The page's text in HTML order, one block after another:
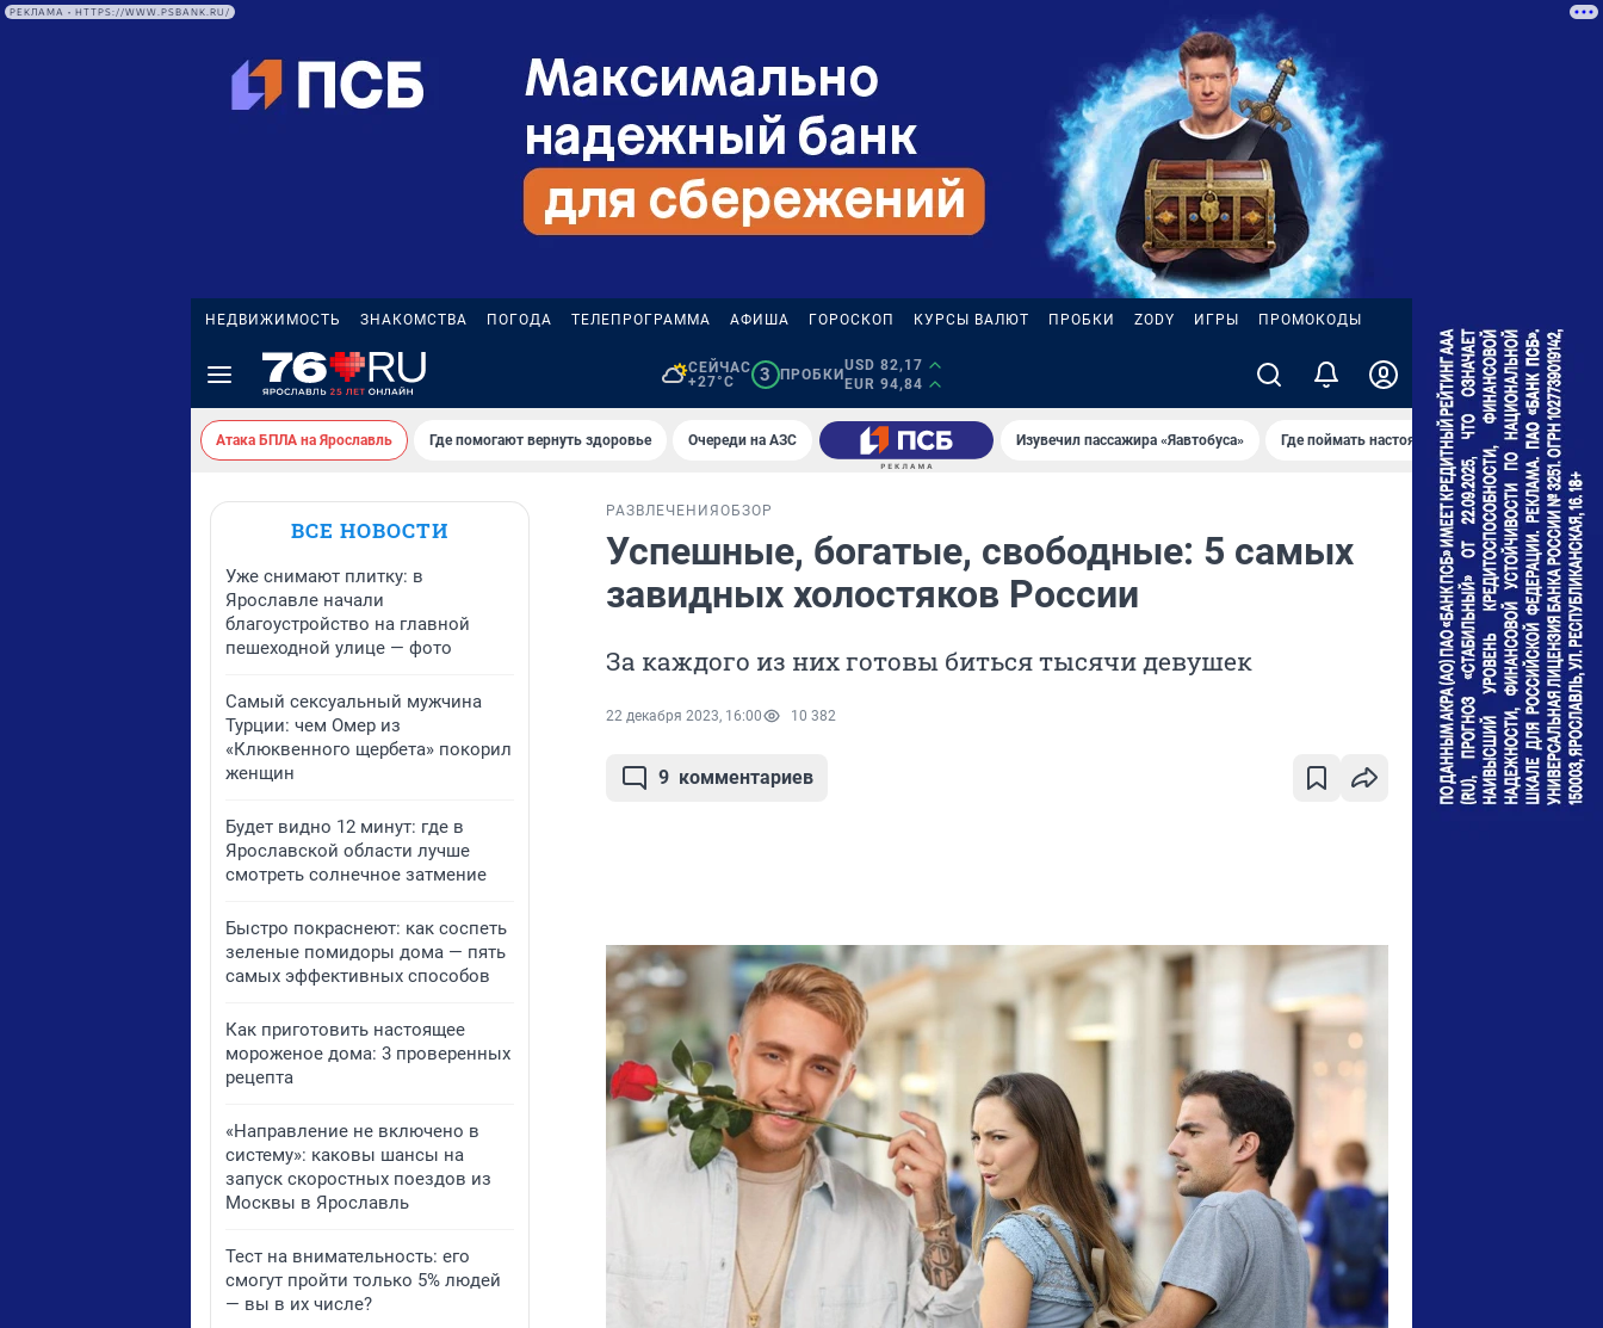
РЕКЛАМА • HTTPS://WWW.PSBANK.RU/
НЕДВИЖИМОСТЬ ЗНАКОМСТВА ПОГОДА ТЕЛЕПРОГРАММА АФИША ГОРОСКОП КУРСЫ ВАЛЮТ ПРОБКИ ZODY ИГРЫ ПРОМОКОДЫ
СЕЙЧАС
+27°C
3 ПРОБКИ
USD 82,17
EUR 94,84
Атака БПЛА на Ярославль Где помогают вернуть здоровье Очереди на АЗС Изувечил пассажира «Яавтобуса» Где поймать настоящее лето Пожар на
ВСЕ НОВОСТИ
Уже снимают плитку: в
Ярославле начали
благоустройство на главной
пешеходной улице — фото
Самый сексуальный мужчина
Турции: чем Омер из
«Клюквенного щербета» покорил
женщин
Будет видно 12 минут: где в
Ярославской области лучше
смотреть солнечное затмение
Быстро покраснеют: как соспеть
зеленые помидоры дома — пять
самых эффективных способов
Как приготовить настоящее
мороженое дома: 3 проверенных
рецепта
«Направление не включено в
систему»: каковы шансы на
запуск скоростных поездов из
Москвы в Ярославль
Тест на внимательность: его
смогут пройти только 5% людей
— вы в их числе?
РАЗВЛЕЧЕНИЯ ОБЗОР
Успешные, богатые, свободные: 5 самых
завидных холостяков России
За каждого из них готовы биться тысячи девушек
22 декабря 2023, 16:00 10 382
9 комментариев